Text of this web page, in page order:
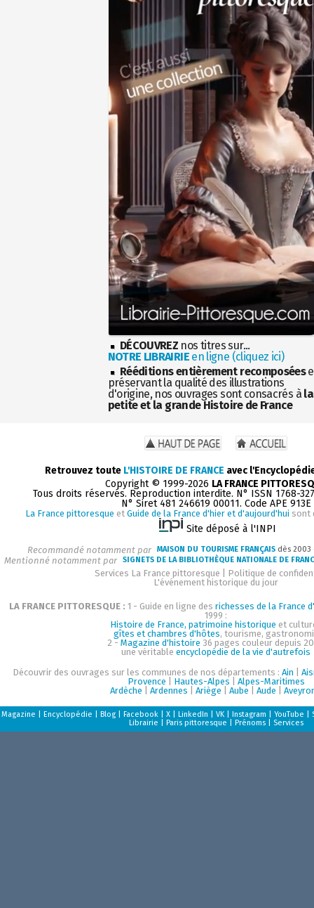
DÉCOUVREZ nos titres sur...
NOTRE LIBRAIRIEen ligne (cliquez ici)
Rééditions entièrement recomposées
préservant la qualité des illustrations
d'origine, nos ouvrages sont consacrés à la
petite et la grande Histoire de France
Retrouvez toute L'HISTOIRE DE FRANCE avec
Copyright © 1999-2026 LA FRANCE
Tous droits réservés. Reproduction interdite. N° ISSN 1768-
N° Siret 481 246619 00011. Code APE 913E
La France pittoresque et Guide de la France d'hier et d'aujourd'hui sont
Site déposé à l'INPI
Recommandé notamment par MAISON DU TOURISME FRANÇAIS dès
Mentionné notamment par SIGNETS DE LA BIBLIOTHÈQUE NATIONALE DE
Services La France pittoresque
Politique de
L'événement historique du jour
LA FRANCE PITTORESQUE : 1 - Guide en ligne des richesses de la France
1999 :
Histoire de France, patrimoine historique et
gîtes et chambres d'hôtes, tourisme,
2 - Magazine d'histoire 36 pages couleur depuis
une véritable encyclopédie de la vie d'autrefois
Découvrir des ouvrages sur les communes de nos départements : Ain
Provence
Hautes-Alpes
Alpes-Maritimes
Ardèche
Ardennes Ariège Aube Aude
Magazine Encyclopédie Blog| Facebook| X| LinkedIn VK| Instagram YouTube
Librairie
Paris pittoresque Prénoms| Services